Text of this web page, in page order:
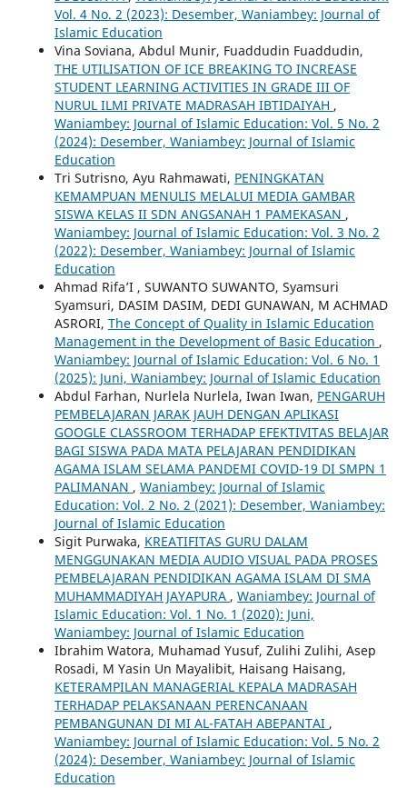
Vol. 4 No. 2 (2023): Desember, Waniambey: Journal of
Islamic Education
Vina Soviana, Abdul Munir, Fuaddudin Fuaddudin,
THE UTILISATION OF ICE BREAKING TO INCREASE
STUDENT LEARNING ACTIVITIES IN GRADE III OF
NURUL ILMI PRIVATE MADRASAH IBTIDAIYAH ,
Waniambey: Journal of Islamic Education: Vol. 5 No. 2
(2024): Desember, Waniambey: Journal of Islamic
Education
Tri Sutrisno, Ayu Rahmawati, PENINGKATAN
KEMAMPUAN MENULIS MELALUI MEDIA GAMBAR
SISWA KELAS II SDN ANGSANAH 1 PAMEKASAN ,
Waniambey: Journal of Islamic Education: Vol. 3 No. 2
(2022): Desember, Waniambey: Journal of Islamic
Education
Ahmad Rifa’I , SUWANTO SUWANTO, Syamsuri
Syamsuri, DASIM DASIM, DEDI GUNAWAN, M ACHMAD
ASRORI, The Concept of Quality in Islamic Education
Management in the Development of Basic Education ,
Waniambey: Journal of Islamic Education: Vol. 6 No. 1
(2025): Juni, Waniambey: Journal of Islamic Education
Abdul Farhan, Nurlela Nurlela, Iwan Iwan, PENGARUH
PEMBELAJARAN JARAK JAUH DENGAN APLIKASI
GOOGLE CLASSROOM TERHADAP EFEKTIVITAS BELAJAR
BAGI SISWA PADA MATA PELAJARAN PENDIDIKAN
AGAMA ISLAM SELAMA PANDEMI COVID-19 DI SMPN 1
PALIMANAN , Waniambey: Journal of Islamic
Education: Vol. 2 No. 2 (2021): Desember, Waniambey:
Journal of Islamic Education
Sigit Purwaka, KREATIFITAS GURU DALAM
MENGGUNAKAN MEDIA AUDIO VISUAL PADA PROSES
PEMBELAJARAN PENDIDIKAN AGAMA ISLAM DI SMA
MUHAMMADIYAH JAYAPURA , Waniambey: Journal of
Islamic Education: Vol. 1 No. 1 (2020): Juni,
Waniambey: Journal of Islamic Education
Ibrahim Watora, Muhamad Yusuf, Zulihi Zulihi, Asep
Rosadi, M Yasin Un Mayalibit, Haisang Haisang,
KETERAMPILAN MANAGERIAL KEPALA MADRASAH
TERHADAP PELAKSANAAN PERENCANAAN
PEMBANGUNAN DI MI AL-FATAH ABEPANTAI ,
Waniambey: Journal of Islamic Education: Vol. 5 No. 2
(2024): Desember, Waniambey: Journal of Islamic
Education